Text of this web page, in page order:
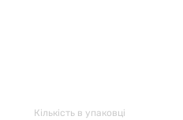
Кількість в упаковці